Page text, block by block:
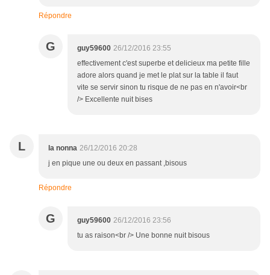
Répondre
G guy59600 26/12/2016 23:55
effectivement c'est superbe et delicieux ma petite fille
adore alors quand je met le plat sur la table il faut
vite se servir sinon tu risque de ne pas en n'avoir<br
/> Excellente nuit bises
L la nonna 26/12/2016 20:28
j en pique une ou deux en passant ,bisous
Répondre
G guy59600 26/12/2016 23:56
tu as raison<br /> Une bonne nuit bisous